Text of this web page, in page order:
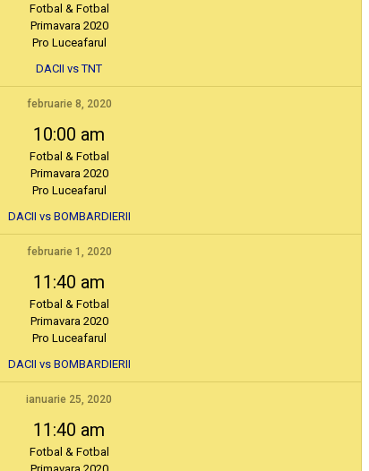
Fotbal & Fotbal
Primavara 2020
Pro Luceafarul
DACII vs TNT
februarie 8, 2020
10:00 am
Fotbal & Fotbal
Primavara 2020
Pro Luceafarul
DACII vs BOMBARDIERII
februarie 1, 2020
11:40 am
Fotbal & Fotbal
Primavara 2020
Pro Luceafarul
DACII vs BOMBARDIERII
ianuarie 25, 2020
11:40 am
Fotbal & Fotbal